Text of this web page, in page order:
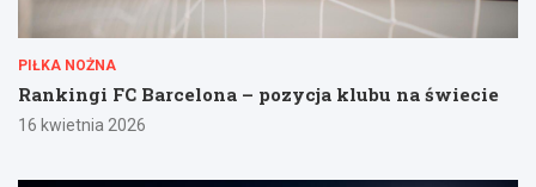
PIŁKA NOŻNA
Rankingi FC Barcelona – pozycja klubu na świecie
16 kwietnia 2026